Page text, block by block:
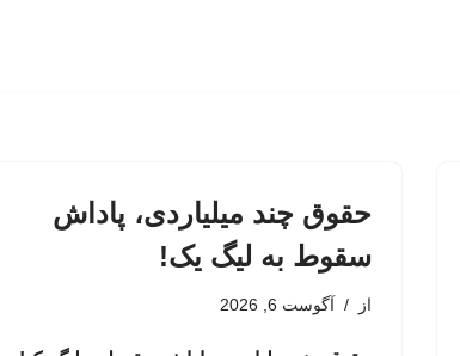
حقوق چند میلیاردی، پاداش
سقوط به لیگ یک!
از آگوست 6, 2026